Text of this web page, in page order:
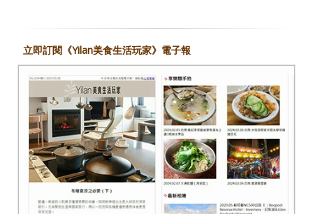
立即訂閱《Yilan美食生活玩家》電子報